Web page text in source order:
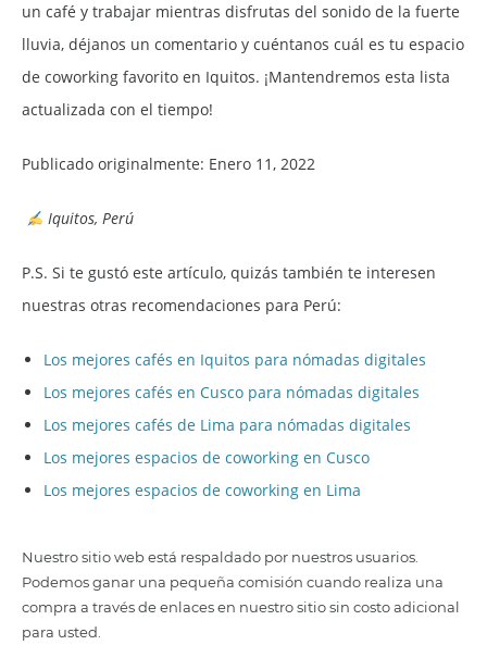
un café y trabajar mientras disfrutas del sonido de la fuerte
lluvia, déjanos un comentario y cuéntanos cuál es tu espacio
de coworking favorito en Iquitos. ¡Mantendremos esta lista
actualizada con el tiempo!
Publicado originalmente: Enero 11, 2022
Iquitos, Perú
P.S. Si te gustó este artículo, quizás también te interesen
nuestras otras recomendaciones para Perú:
Los mejores cafés en Iquitos para nómadas digitales
Los mejores cafés en Cusco para nómadas digitales
Los mejores cafés de Lima para nómadas digitales
Los mejores espacios de coworking en Cusco
Los mejores espacios de coworking en Lima
Nuestro sitio web está respaldado por nuestros usuarios.
Podemos ganar una pequeña comisión cuando realiza una
compra a través de enlaces en nuestro sitio sin costo adicional
para usted.